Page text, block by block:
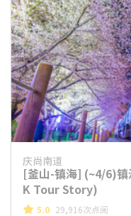
庆尚南道
[釜山-镇海] (~4/6)
K Tour Story)
5.0 29,916次点阅